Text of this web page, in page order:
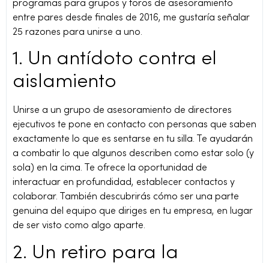
programas para grupos y foros de asesoramiento
entre pares desde finales de 2016, me gustaría señalar
25 razones para unirse a uno.
1. Un antídoto contra el
aislamiento
Unirse a un grupo de asesoramiento de directores
ejecutivos te pone en contacto con personas que saben
exactamente lo que es sentarse en tu silla. Te ayudarán
a combatir lo que algunos describen como estar solo (y
sola) en la cima. Te ofrece la oportunidad de
interactuar en profundidad, establecer contactos y
colaborar. También descubrirás cómo ser una parte
genuina del equipo que diriges en tu empresa, en lugar
de ser visto como algo aparte.
2. Un retiro para la